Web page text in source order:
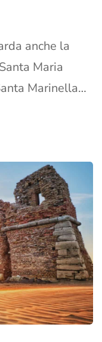
anche la
Maria
Marinella…